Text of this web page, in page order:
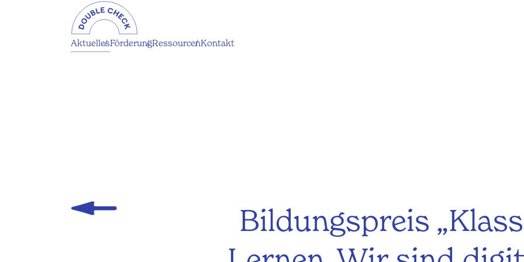
AktuellesFörderungRessourcenKontakt
Bildungspreis